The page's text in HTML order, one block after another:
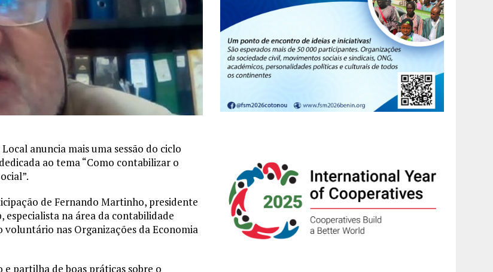
anuncia mais uma sessão do ciclo
ao tema “Como contabilizar o
de Fernando Martinho, presidente
na área da contabilidade
nas Organizações da Economia
partilha de boas práticas sobre o